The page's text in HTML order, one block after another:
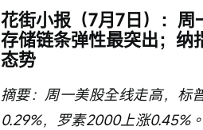
花街小报（7月7日）：
存储链条弹性最突出；纳
态势
摘要：周一美股全线走高，标
0.29%，罗素2000上涨0.45%